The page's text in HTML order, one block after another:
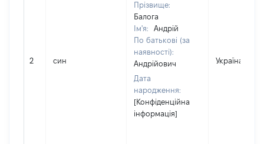
2 син
Прізвище:
Балога
Ім'я:
Андрій
По батькові (за
наявності):
Андрійович
Дата
народження:
[Конфіденційна
інформація]
Україна